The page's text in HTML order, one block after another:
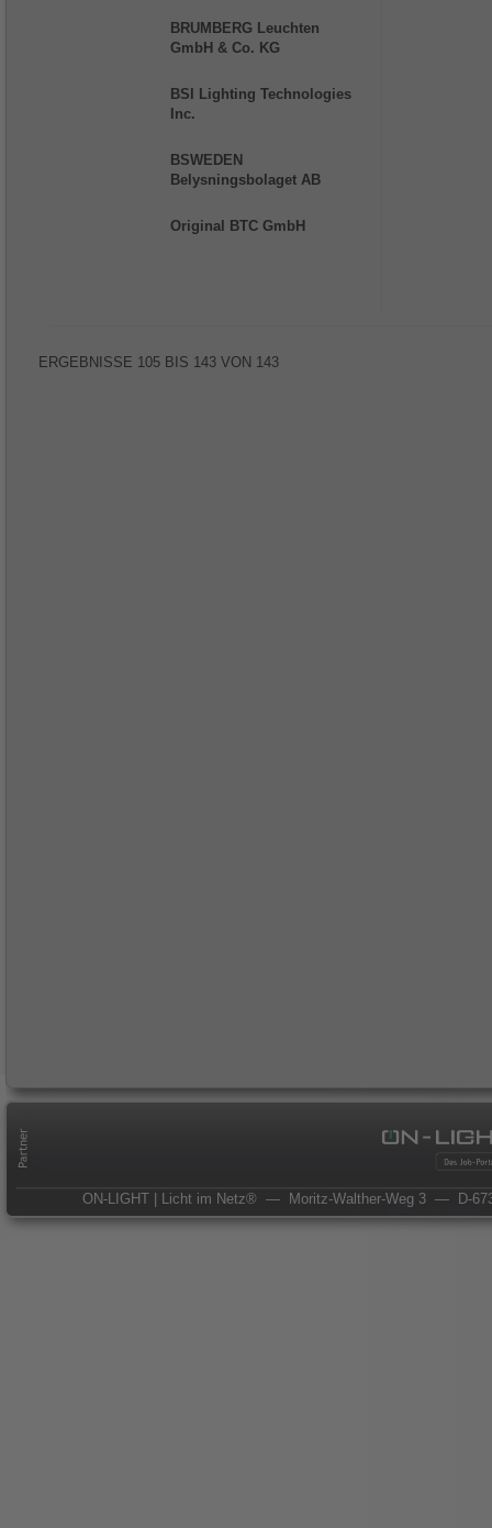
BRUMBERG Leuchten
GmbH & Co. KG
BSI Lighting Technologies
Inc.
BSWEDEN
Belysningsbolaget AB
Original BTC GmbH
ERGEBNISSE 105 BIS 143 VON 143
ON-LIGHT | Licht im Netz® — Moritz-Walther-Weg 3 — D-